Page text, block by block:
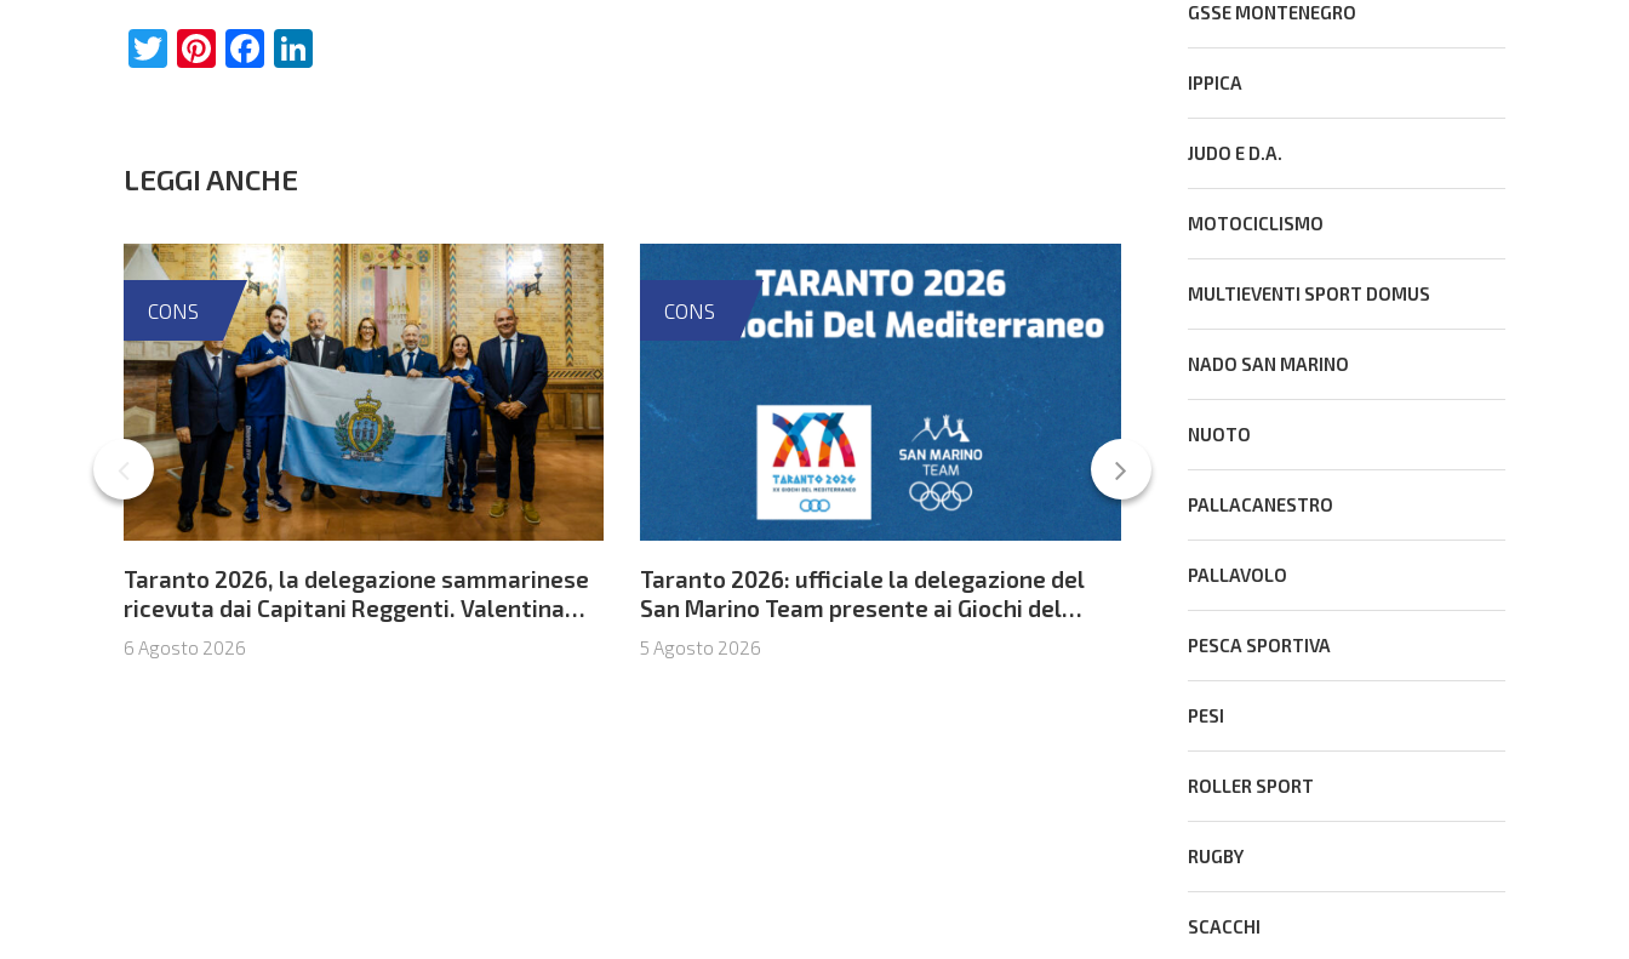
Twitter
Pinterest
Facebook
LEGGI ANCHE
CONS
Taranto 2026, la delegazione sammarinese
ricevuta dai Capitani Reggenti. Valentina
Venerucci e Jacopo Frisoni i due
portabandiera
6 Agosto 2026
CONS
Taranto 2026: ufficiale la delegazione del
San Marino Team presente ai Giochi del
Mediterraneo
5 Agosto 2026
Ultimo mese per partecipare al Concorso
letterario e giornalistico del CONS
31 Luglio 2026
GSSE MONTENEGRO
IPPICA
JUDO E D.A.
MOTOCICLISMO
MULTIEVENTI SPORT DOMUS
NADO SAN MARINO
NUOTO
PALLACANESTRO
PALLAVOLO
PESCA SPORTIVA
PESI
ROLLER SPORT
RUGBY
SCACCHI